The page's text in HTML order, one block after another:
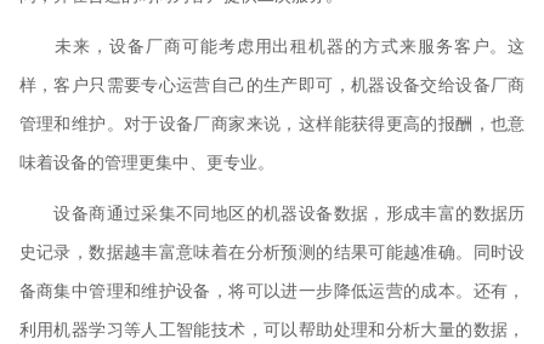
未来，设备厂商可能考虑用出租机器的方式来服务客户。这
样，客户只需要专心运营自己的生产即可，机器设备交给设备厂商
管理和维护。对于设备厂商家来说，这样能获得更高的报酬，也意
味着设备的管理更集中、更专业。
设备商通过采集不同地区的机器设备数据，形成丰富的数据历
史记录，数据越丰富意味着在分析预测的结果可能越准确。同时设
备商集中管理和维护设备，将可以进一步降低运营的成本。还有，
利用机器学习等人工智能技术，可以帮助处理和分析大量的数据，